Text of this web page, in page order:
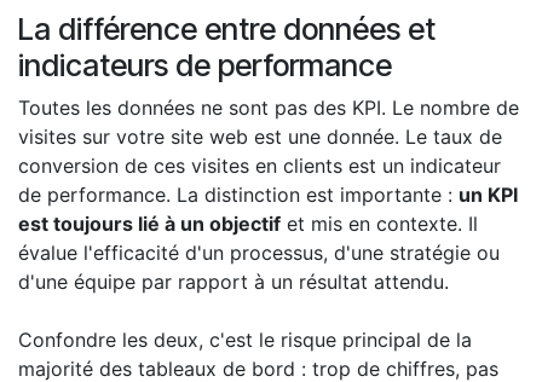
La différence entre données et
indicateurs de performance
Toutes les données ne sont pas des KPI. Le nombre de
visites sur votre site web est une donnée. Le taux de
conversion de ces visites en clients est un indicateur
de performance. La distinction est importante : un KPI
est toujours lié à un objectif et mis en contexte. Il
évalue l'efficacité d'un processus, d'une stratégie ou
d'une équipe par rapport à un résultat attendu.
Confondre les deux, c'est le risque principal de la
majorité des tableaux de bord : trop de chiffres, pas